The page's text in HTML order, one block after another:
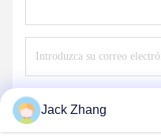
Jack Zhang